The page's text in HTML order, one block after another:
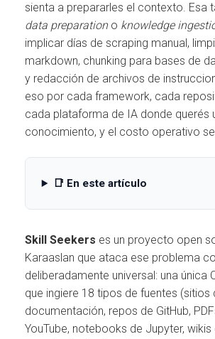
sienta a prepararles el contexto. Esa
data preparationo knowledge
implicar días de scraping manual,
markdown, chunking para bases de
y redacción de archivos de
eso por cada framework, cada
cada plataforma de IA donde querés
conocimiento, y el costo operativo
📑 En este artículo
Skill Seekers es un proyecto open
Karaaslan que ataca ese problema
deliberadamente universal: una única
que ingiere 18 tipos de fuentes (sitios
documentación, repos de GitHub,
YouTube, notebooks de Jupyter, wikis